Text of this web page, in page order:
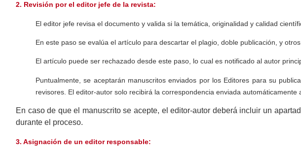
2. Revisión por el editor jefe de la revista:
El editor jefe revisa el documento y valida si la temática, originalidad y calidad
En este paso se evalúa el artículo para descartar el plagio, doble publicación, y
El artículo puede ser rechazado desde este paso, lo cual es notificado al autor
Puntualmente, se aceptarán manuscritos enviados por los Editores para su
revisores. El editor-autor solo recibirá la correspondencia enviada
En caso de que el manuscrito se acepte, el editor-autor deberá incluir un
durante el proceso.
3. Asignación de un editor responsable: